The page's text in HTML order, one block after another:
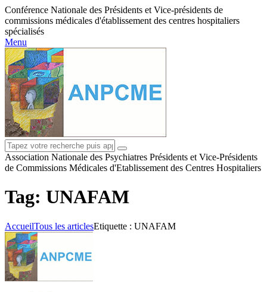
Conférence Nationale des Présidents et Vice-présidents de
commissions médicales d'établissement des centres hospitaliers
spécialisés
Menu
Association Nationale des Psychiatres Présidents et Vice-Présidents
de Commissions Médicales d'Etablissement des Centres Hospitaliers
Tag: UNAFAM
AccueilTous les articlesEtiquette : UNAFAM